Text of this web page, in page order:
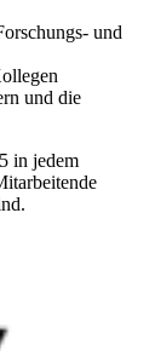
und
und die
in jedem